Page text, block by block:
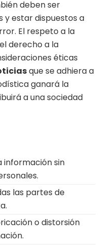
deben ser
y estar dispuestos a
El respeto a la
derecho a la
éticas
que se adhiera a
ganará la
a una sociedad
información sin
las partes de
o distorsión